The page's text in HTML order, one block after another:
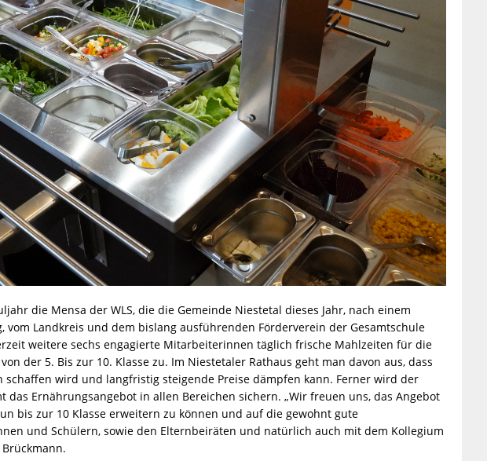
die Mensa der WLS, die die Gemeinde Niestetal dieses Jahr, nach einem
vom Landkreis und dem bislang ausführenden Förderverein der Gesamtschule
weitere sechs engagierte Mitarbeiterinnen täglich frische Mahlzeiten für die
der 5. Bis zur 10. Klasse zu. Im Niestetaler Rathaus geht man davon aus, dass
schaffen wird und langfristig steigende Preise dämpfen kann. Ferner wird der
das Ernährungsangebot in allen Bereichen sichern. „Wir freuen uns, das Angebot
bis zur 10 Klasse erweitern zu können und auf die gewohnt gute
und Schülern, sowie den Elternbeiräten und natürlich auch mit dem Kollegium